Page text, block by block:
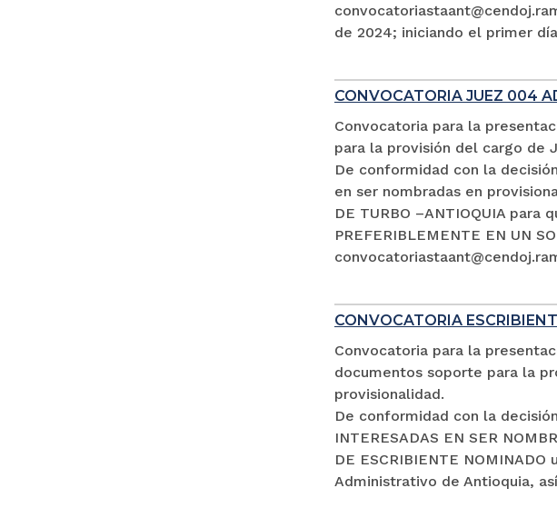
de 2024; iniciando el primer
CONVOCATORIA JUEZ 004
Convocatoria para la
para la provisión del cargo de
De conformidad con la
en ser nombradas en
DE TURBO –ANTIOQUIA
PREFERIBLEMENTE EN UN
CONVOCATORIA
Convocatoria para la
documentos soporte para la
provisionalidad.
De conformidad con la
INTERESADAS EN SER
DE ESCRIBIENTE
Administrativo de Antioquia,